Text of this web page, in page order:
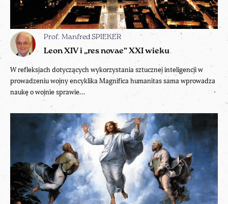
Prof. Manfred SPIEKER
Leon XIV i „res novae” XXI wieku
W refleksjach dotyczących wykorzystania sztucznej inteligencji w
prowadzeniu wojny encyklika Magnifica humanitas sama wprowadza
naukę o wojnie sprawie...